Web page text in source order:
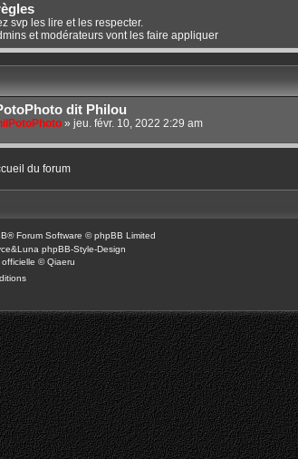
svp les lire et les respecter.
et modérateurs vont les faire appliquer
dit Philou
» jeu. févr. 10, 2022 2:29 am
du forum
® Forum Software © phpBB Limited
phpBB-Style-Design
©Qiaeru